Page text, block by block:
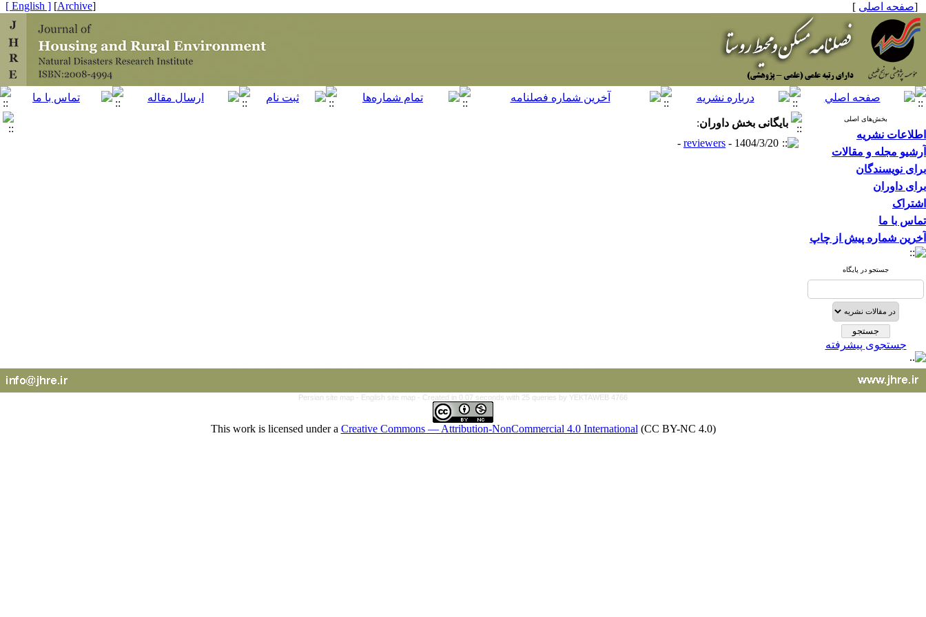
[صفحه اصلی ]
[
Archive
]
[ English ]
بخش‌های اصلی
اطلاعات نشریه
آرشیو مجله و مقالات
برای نویسندگان
برای داوران
اشتراک
تماس با ما
آخرین شماره پیش از چاپ
جستجو در پایگاه
جستجوی پیشرفته
بایگانی بخش داوران:
reviewers - 1404/3/20 -
Persian site map - English site map - Created in 0.07 seconds with 25 queries by YEKTAWEB 4766
This work is licensed under a Creative Commons — Attribution-NonCommercial 4.0 International (CC BY-NC 4.0)